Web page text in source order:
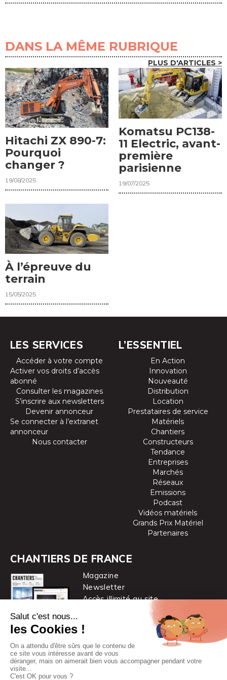
DANS LA MÊME RUBRIQUE
PLUS D'ARTICLES >
Hitachi ZX 890-7:
Pourquoi
changer ?
19/08/2025
Komatsu PC138-
11 Electric, avant-
première
parisienne
19/07/2025
À l’épreuve du
terrain
15/05/2025
LES SERVICES
Accéder à votre compte
Activer vos droits d’accès
abonné
Consulter les magazines
S’inscrire aux newsletters
Devenir annonceur
Se connecter à l’extranet
annonceur
Nous contacter
L’ESSENTIEL
En Action
Innovation
Nouveauté
Distribution
Location
Prestataires de service
Matériels
Chantiers
Constructeurs
Tendance
Entreprises
Marchés
Réseaux
Emissions
Podcast
Vidéos matériels
Grands Prix Matériel
Partenaires
CHANTIERS DE FRANCE
Magazine
Newsletter
Accès illimité au site
Chantiers de France est une marque